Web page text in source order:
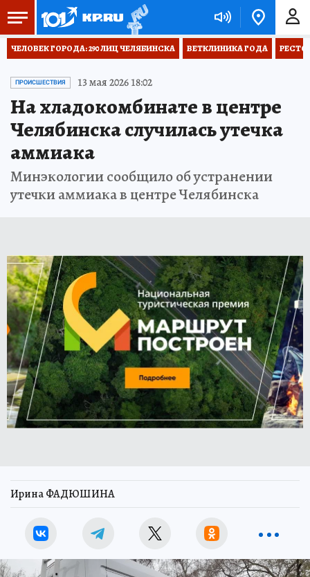
ЧЕЛОВЕК ГОРОДА: 290 ЛИЦ ЧЕЛЯБИНСКА ВЕТКЛИНИКА ГОДА
ПРОИСШЕСТВИЯ 13 мая 2026 18:02
На хладокомбинате в центре
Челябинска случилась утечка
аммиака
Минэкологии сообщило об устранении
утечки аммиака в центре Челябинска
Ирина ФАДЮШИНА